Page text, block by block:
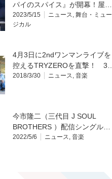
パイのスパイス』が開幕！屋…
2023/5/15 ニュース, 舞台・ミュー
ジカル
4月3日に2ndワンマンライブを
控えるTRYZEROを直撃！ 3…
2018/3/30 ニュース, 音楽
今市隆二（三代目 J SOUL
BROTHERS ）配信シングル…
2022/5/6 ニュース, 音楽